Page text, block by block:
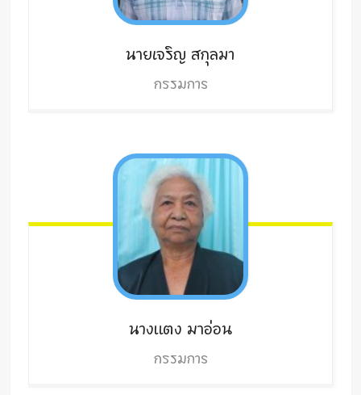
นายเจริญ สกุลมา
กรรมการ
นางแตง มาอ่อน
กรรมการ